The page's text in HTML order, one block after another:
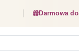
Darmowa